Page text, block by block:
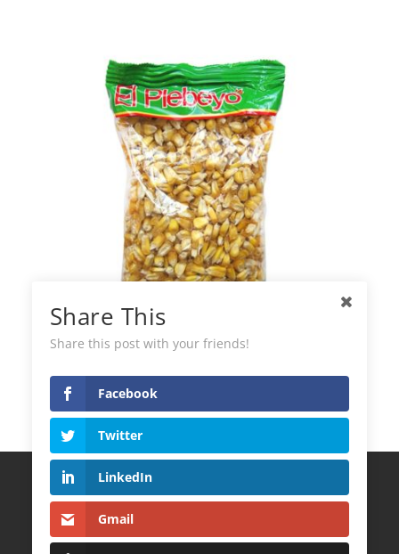
Maïs Chulpi El Plebeyo
Termes et Conditions
Politique de Confidentialité
Share This
Share this post with your friends!
Facebook
Twitter
LinkedIn
Gmail